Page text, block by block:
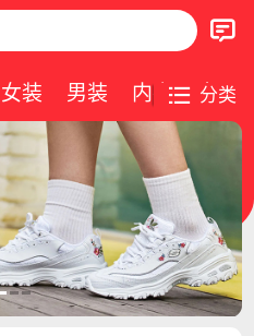
女装 男装 内衣 家具
分类